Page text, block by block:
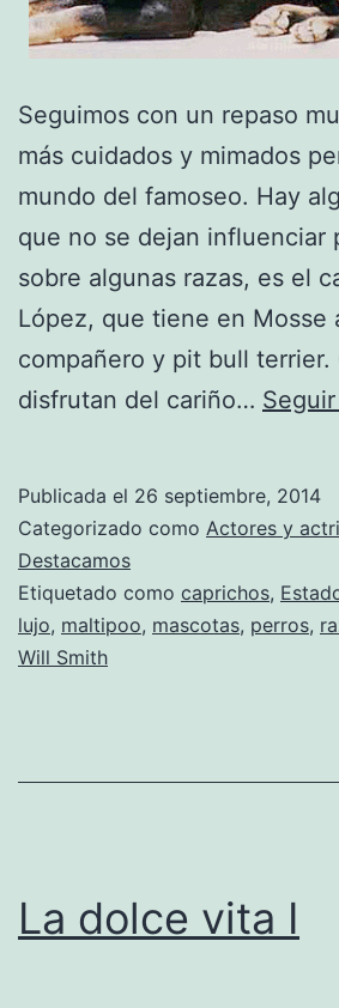
Seguimos con un repaso
más cuidados y mimados
mundo del famoseo. Hay
que no se dejan influenciar
sobre algunas razas, es el
López, que tiene en Mosse
compañero y pit bull terrier.
disfrutan del cariño…
Publicada el 26 septiembre, 2014
Categorizado como Actores y
Destacamos
Etiquetado como caprichos,
lujo, maltipoo, mascotas, perros,
Will Smith
La dolce vita I